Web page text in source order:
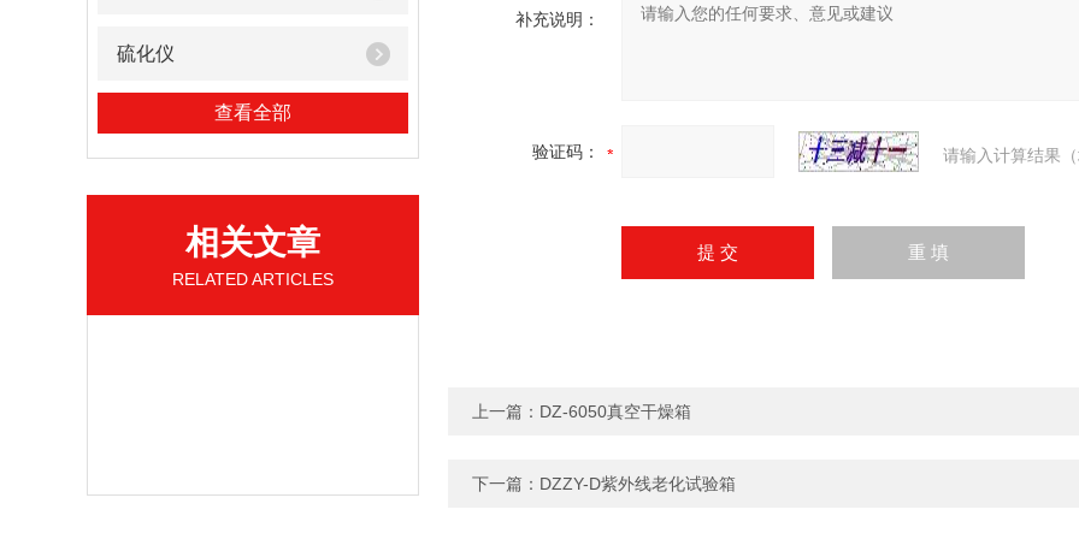
硫化仪
查看全部
相关文章
RELATED ARTICLES
补充说明：
验证码： 请输入计算结果
上一篇： DZ-6050真空干燥箱
下一篇： DZZY-D紫外线老化试验箱